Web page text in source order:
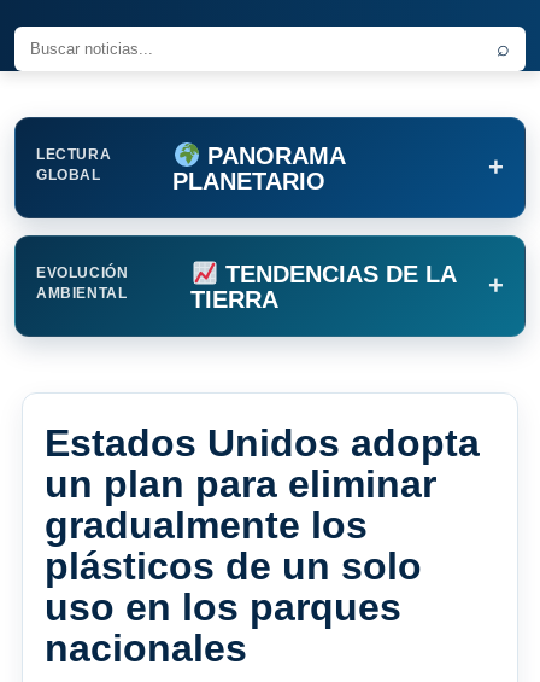
⌕
LECTURA
GLOBAL
PANORAMA
PLANETARIO
+
EVOLUCIÓN
AMBIENTAL
TENDENCIAS DE LA
TIERRA
+
Estados Unidos adopta
un plan para eliminar
gradualmente los
plásticos de un solo
uso en los parques
nacionales